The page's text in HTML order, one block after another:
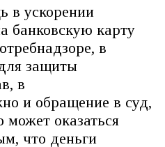
в ускорении
банковскую карту
в
защиты
в
и обращение в суд,
может оказаться
что деньги